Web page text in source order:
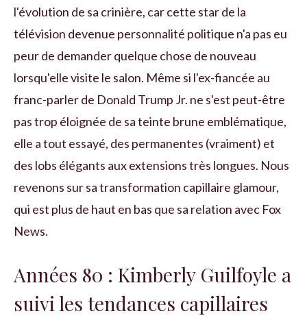
l'évolution de sa crinière, car cette star de la
télévision devenue personnalité politique n'a pas eu
peur de demander quelque chose de nouveau
lorsqu'elle visite le salon. Même si l'ex-fiancée au
franc-parler de Donald Trump Jr. ne s'est peut-être
pas trop éloignée de sa teinte brune emblématique,
elle a tout essayé, des permanentes (vraiment) et
des lobs élégants aux extensions très longues. Nous
revenons sur sa transformation capillaire glamour,
qui est plus de haut en bas que sa relation avec Fox
News.
Années 80 : Kimberly Guilfoyle a
suivi les tendances capillaires